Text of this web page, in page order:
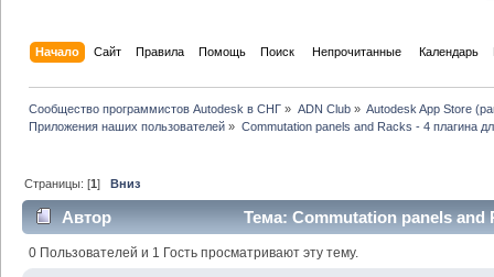
Начало Сайт Правила Помощь Поиск Непрочитанные Календарь
Сообщество программистов Autodesk в СНГ » ADN Club» Autodesk App Store
Приложения наших пользователей » Commutation panels and Racks - 4 плагина
Страницы: [1]Вниз
Автор
Тема: Commutation panels and
оконечными панелями (Прочитано 30757 раз)
0 Пользователей и 1 Гость просматривают эту тему.